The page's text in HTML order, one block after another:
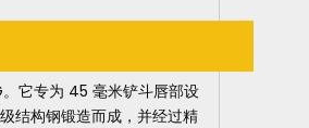
它专为 45 毫米铲斗唇部设
结构钢锻造而成，并经过精